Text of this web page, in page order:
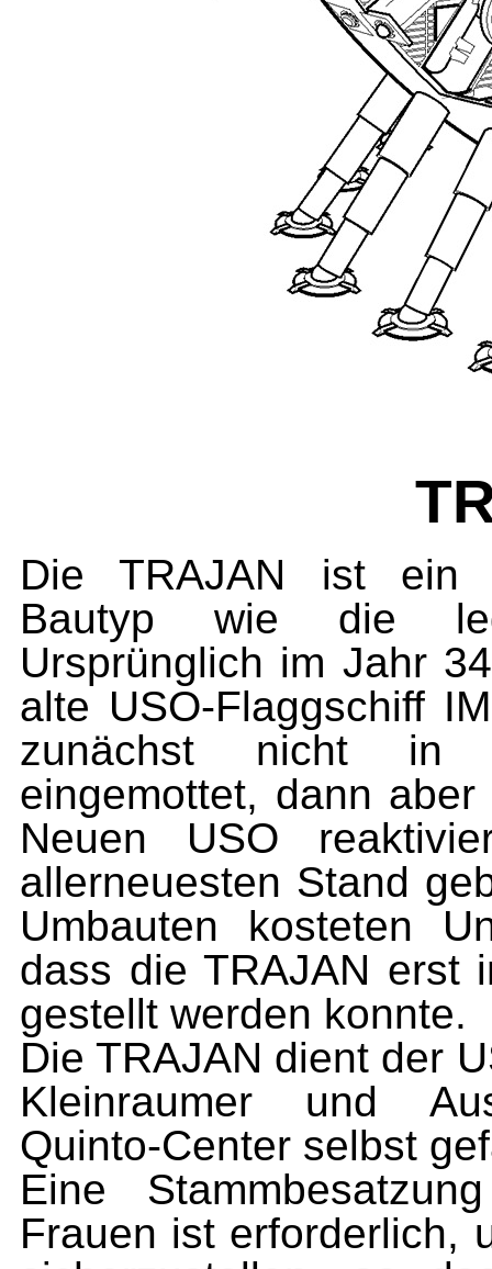
Die TRAJAN ist ein
Bautyp wie die
Ursprünglich im Jahr
alte USO-Flaggschiff
zunächst nicht in
eingemottet, dann
Neuen USO
allerneuesten Stand
Umbauten kosteten
dass die TRAJAN erst
gestellt werden konnte.
Die TRAJAN dient der
Kleinraumer und
Quinto-Center selbst
Eine
Frauen ist erforderlich,